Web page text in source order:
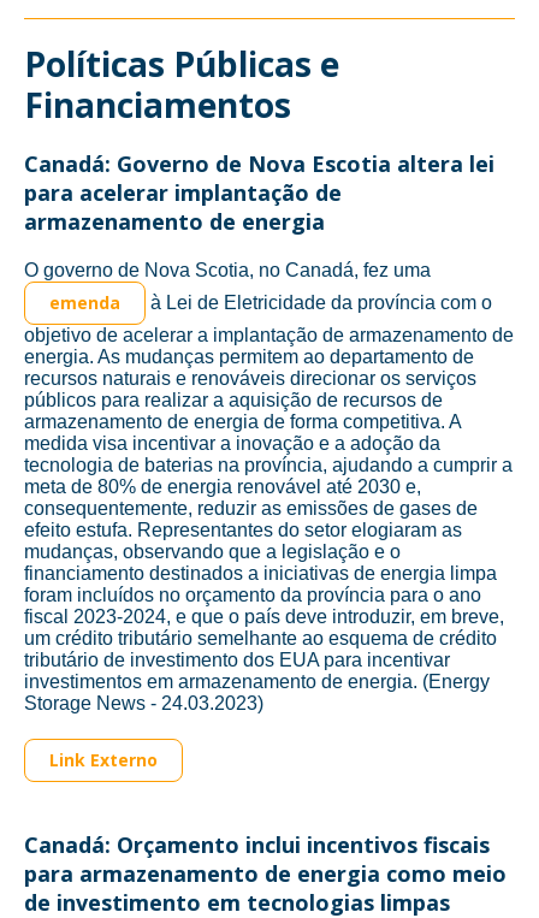
Políticas Públicas e
Financiamentos
Canadá: Governo de Nova Escotia altera lei
para acelerar implantação de
armazenamento de energia
O governo de Nova Scotia, no Canadá, fez uma
emenda
à Lei de Eletricidade da província com o
objetivo de acelerar a implantação de armazenamento de
energia. As mudanças permitem ao departamento de
recursos naturais e renováveis direcionar os serviços
públicos para realizar a aquisição de recursos de
armazenamento de energia de forma competitiva. A
medida visa incentivar a inovação e a adoção da
tecnologia de baterias na província, ajudando a cumprir a
meta de 80% de energia renovável até 2030 e,
consequentemente, reduzir as emissões de gases de
efeito estufa. Representantes do setor elogiaram as
mudanças, observando que a legislação e o
financiamento destinados a iniciativas de energia limpa
foram incluídos no orçamento da província para o ano
fiscal 2023-2024, e que o país deve introduzir, em breve,
um crédito tributário semelhante ao esquema de crédito
tributário de investimento dos EUA para incentivar
investimentos em armazenamento de energia. (Energy
Storage News - 24.03.2023)
Link Externo
Canadá: Orçamento inclui incentivos fiscais
para armazenamento de energia como meio
de investimento em tecnologias limpas